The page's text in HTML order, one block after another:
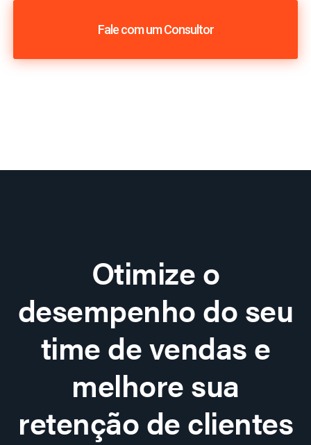
Fale com um Consultor
Otimize o
desempenho do seu
time de vendas e
melhore sua
retenção de clientes